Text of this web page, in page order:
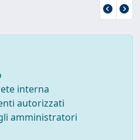
interna
autorizzati
amministratori